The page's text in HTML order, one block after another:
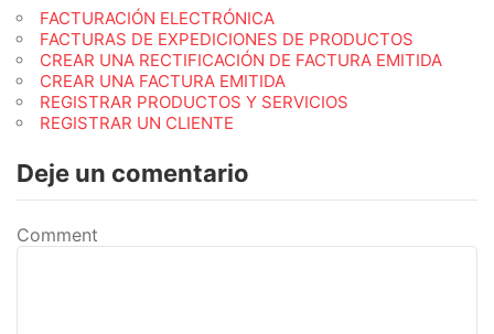
FACTURACIÓN ELECTRÓNICA
FACTURAS DE EXPEDICIONES DE PRODUCTOS
CREAR UNA RECTIFICACIÓN DE FACTURA EMITIDA
CREAR UNA FACTURA EMITIDA
REGISTRAR PRODUCTOS Y SERVICIOS
REGISTRAR UN CLIENTE
Deje un comentario
Comment